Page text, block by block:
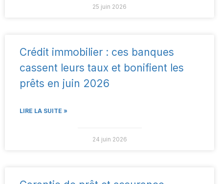
25 juin 2026
Crédit immobilier : ces banques
cassent leurs taux et bonifient les
prêts en juin 2026
LIRE LA SUITE »
24 juin 2026